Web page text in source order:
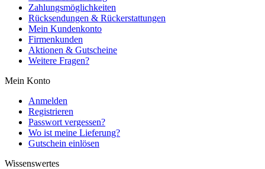
Zahlungsmöglichkeiten
Rücksendungen & Rückerstattungen
Mein Kundenkonto
Firmenkunden
Aktionen & Gutscheine
Weitere Fragen?
Mein Konto
Anmelden
Registrieren
Passwort vergessen?
Wo ist meine Lieferung?
Gutschein einlösen
Wissenswertes